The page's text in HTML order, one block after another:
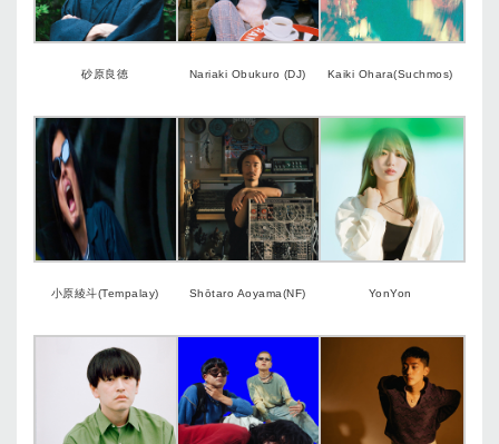
砂原良徳 Nariaki Obukuro (DJ) Kaiki Ohara(Suchmos)
小原綾斗(Tempalay) Shōtaro Aoyama(NF) YonYon